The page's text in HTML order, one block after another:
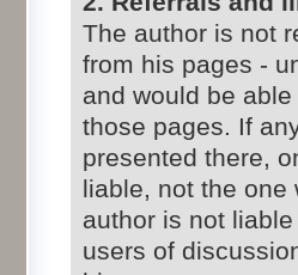
The author is not
from his pages -
and would be
those pages. If
presented there,
liable, not the one
author is not
users of